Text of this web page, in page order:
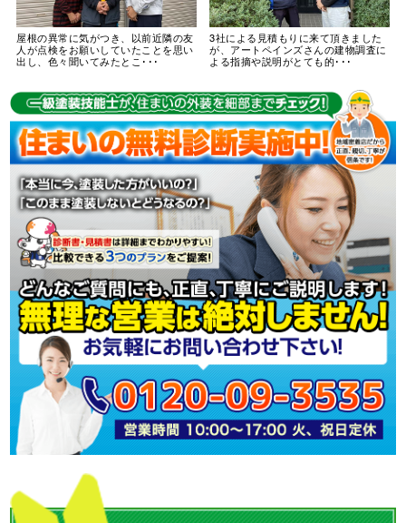
屋根の異常に気がつき、以前近隣の友
人が点検をお願いしていたことを思い
出し、色々聞いてみたとこ･･･
3社による見積もりに来て頂きました
が、アートペインズさんの建物調査に
よる指摘や説明がとても的･･･